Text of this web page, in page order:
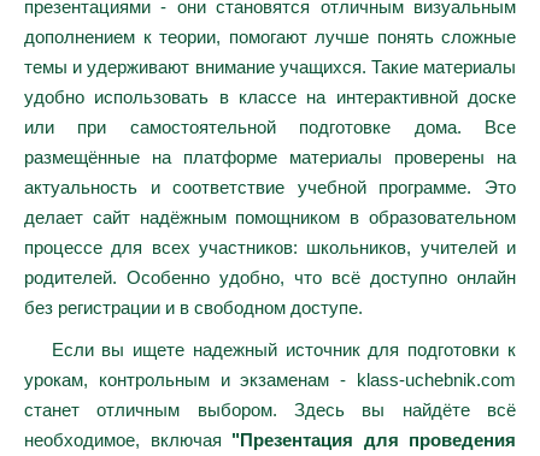
презентациями - они становятся отличным визуальным
дополнением к теории, помогают лучше понять сложные
темы и удерживают внимание учащихся. Такие материалы
удобно использовать в классе на интерактивной доске
или при самостоятельной подготовке дома. Все
размещённые на платформе материалы проверены на
актуальность и соответствие учебной программе. Это
делает сайт надёжным помощником в образовательном
процессе для всех участников: школьников, учителей и
родителей. Особенно удобно, что всё доступно онлайн
без регистрации и в свободном доступе.
Если вы ищете надежный источник для подготовки к
урокам, контрольным и экзаменам - klass-uchebnik.com
станет отличным выбором. Здесь вы найдёте всё
необходимое, включая "Презентация для проведения